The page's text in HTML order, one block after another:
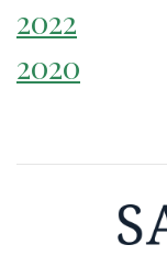
2022
2020